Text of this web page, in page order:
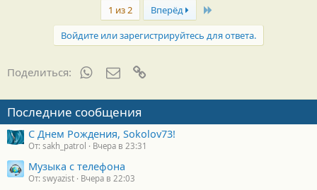
1 из 2 Вперёд Last
Войдите или зарегистрируйтесь для ответа.
Поделиться: WhatsAppЭлектронная почта
Последние сообщения
С Днем Рождения, Sokolov73!
От: sakh_patrol Вчера в 23:31
Музыка с телефона
От: swyazist Вчера в 22:03